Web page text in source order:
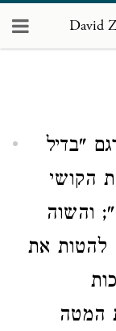
David
"בדיל
הקושי
והשוה
להטות את
המטה